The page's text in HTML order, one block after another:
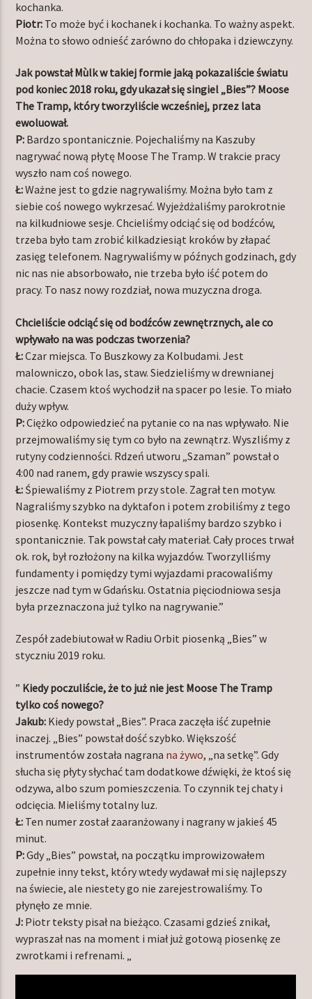
kochanka.
Piotr: To może być i kochanek i kochanka. To ważny aspekt.
Można to słowo odnieść zarówno do chłopaka i dziewczyny.
Jak powstał Mùlk w takiej formie jaką pokazaliście światu
pod koniec 2018 roku, gdy ukazał się singiel „Bies”? Moose
The Tramp, który tworzyliście wcześniej, przez lata
ewoluował.
P: Bardzo spontanicznie. Pojechaliśmy na Kaszuby
nagrywać nową płytę Moose The Tramp. W trakcie pracy
wyszło nam coś nowego.
Ł:Ważne jest to gdzie nagrywaliśmy. Można było tam z
siebie coś nowego wykrzesać. Wyjeżdżaliśmy parokrotnie
na kilkudniowe sesje. Chcieliśmy odciąć się od bodźców,
trzeba było tam zrobić kilkadziesiąt kroków by złapać
zasięg telefonem. Nagrywaliśmy w późnych godzinach, gdy
nic nas nie absorbowało, nie trzeba było iść potem do
pracy. To nasz nowy rozdział, nowa muzyczna droga.
Chcieliście odciąć się od bodźców zewnętrznych, ale co
wpływało na was podczas tworzenia?
Ł:Czar miejsca. To Buszkowy za Kolbudami. Jest
malowniczo, obok las, staw. Siedzieliśmy w drewnianej
chacie. Czasem ktoś wychodził na spacer po lesie. To miało
duży wpływ.
P:Ciężko odpowiedzieć na pytanie co na nas wpływało. Nie
przejmowaliśmy się tym co było na zewnątrz. Wyszliśmy z
rutyny codzienności. Rdzeń utworu „Szaman” powstał o
4:00 nad ranem, gdy prawie wszyscy spali.
Ł: Śpiewaliśmy z Piotrem przy stole. Zagrał ten motyw.
Nagraliśmy szybko na dyktafon i potem zrobiliśmy z tego
piosenkę. Kontekst muzyczny łapaliśmy bardzo szybko i
spontanicznie. Tak powstał cały materiał. Cały proces trwał
ok. rok, był rozłożony na kilka wyjazdów. Tworzylliśmy
fundamenty i pomiędzy tymi wyjazdami pracowaliśmy
jeszcze nad tym w Gdańsku. Ostatnia pięciodniowa sesja
była przeznaczona już tylko na nagrywanie.”
Zespół zadebiutował w Radiu Orbit piosenką „Bies” w
styczniu 2019 roku.
” Kiedy poczuliście, że to już nie jest Moose The Tramp
tylko coś nowego?
Jakub: Kiedy powstał „Bies”. Praca zaczęła iść zupełnie
inaczej. „Bies” powstał dość szybko. Większość
instrumentów została nagrana na żywo, „na setkę”. Gdy
słucha się płyty słychać tam dodatkowe dźwięki, że ktoś się
odzywa, albo szum pomieszczenia. To czynnik tej chaty i
odcięcia. Mieliśmy totalny luz.
Ł: Ten numer został zaaranżowany i nagrany w jakieś 45
minut.
P:Gdy „Bies” powstał, na początku improwizowałem
zupełnie inny tekst, który wtedy wydawał mi się najlepszy
na świecie, ale niestety go nie zarejestrowaliśmy. To
płynęło ze mnie.
J: Piotr teksty pisał na bieżąco. Czasami gdzieś znikał,
wypraszał nas na moment i miał już gotową piosenkę ze
zwrotkami i refrenami. „